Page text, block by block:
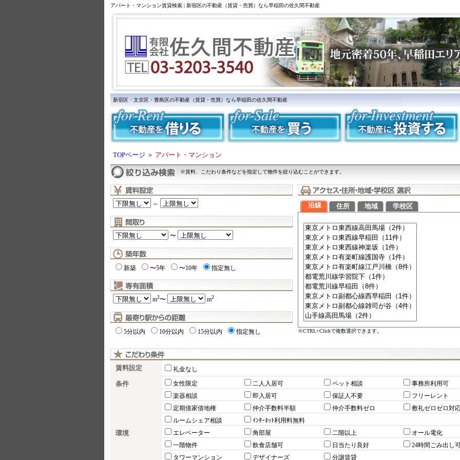
アパート・マンション賃貸検索 | 新宿区の不動産（賃貸・売買）なら早稲田の佐久間不動産
新宿区・文京区・豊島区の不動産（賃貸・売買）なら早稲田の佐久間不動産
TOPページ ＞ アパート・マンション
※賃料、こだわり条件などを指定して物件を絞り込むことができます。
～
〜
新築 〜5年 〜10年 指定無し
m2〜 m2
5分以内 10分以内 15分以内 指定無し
沿線 住所 地域 学校区
※CTRL+Clickで複数選択できます。
賃料設定 礼金なし
条件 女性限定 二人入居可 ペット相談
事務所利用可
楽器相談
即入居可 保証人不要
フリーレント
定期借家借地権
仲介手数料半額 仲介手数料ゼロ
敷礼ゼロゼロ対
ルームシェア相談
ｲﾝﾀｰﾈｯﾄ利用料無料
環境 エレベーター 角部屋 二階以上
オール電化
一階物件
飲食店舗可 日当たり良好
24時間ごみ出し
タワーマンション
デザイナーズ 分譲賃貸